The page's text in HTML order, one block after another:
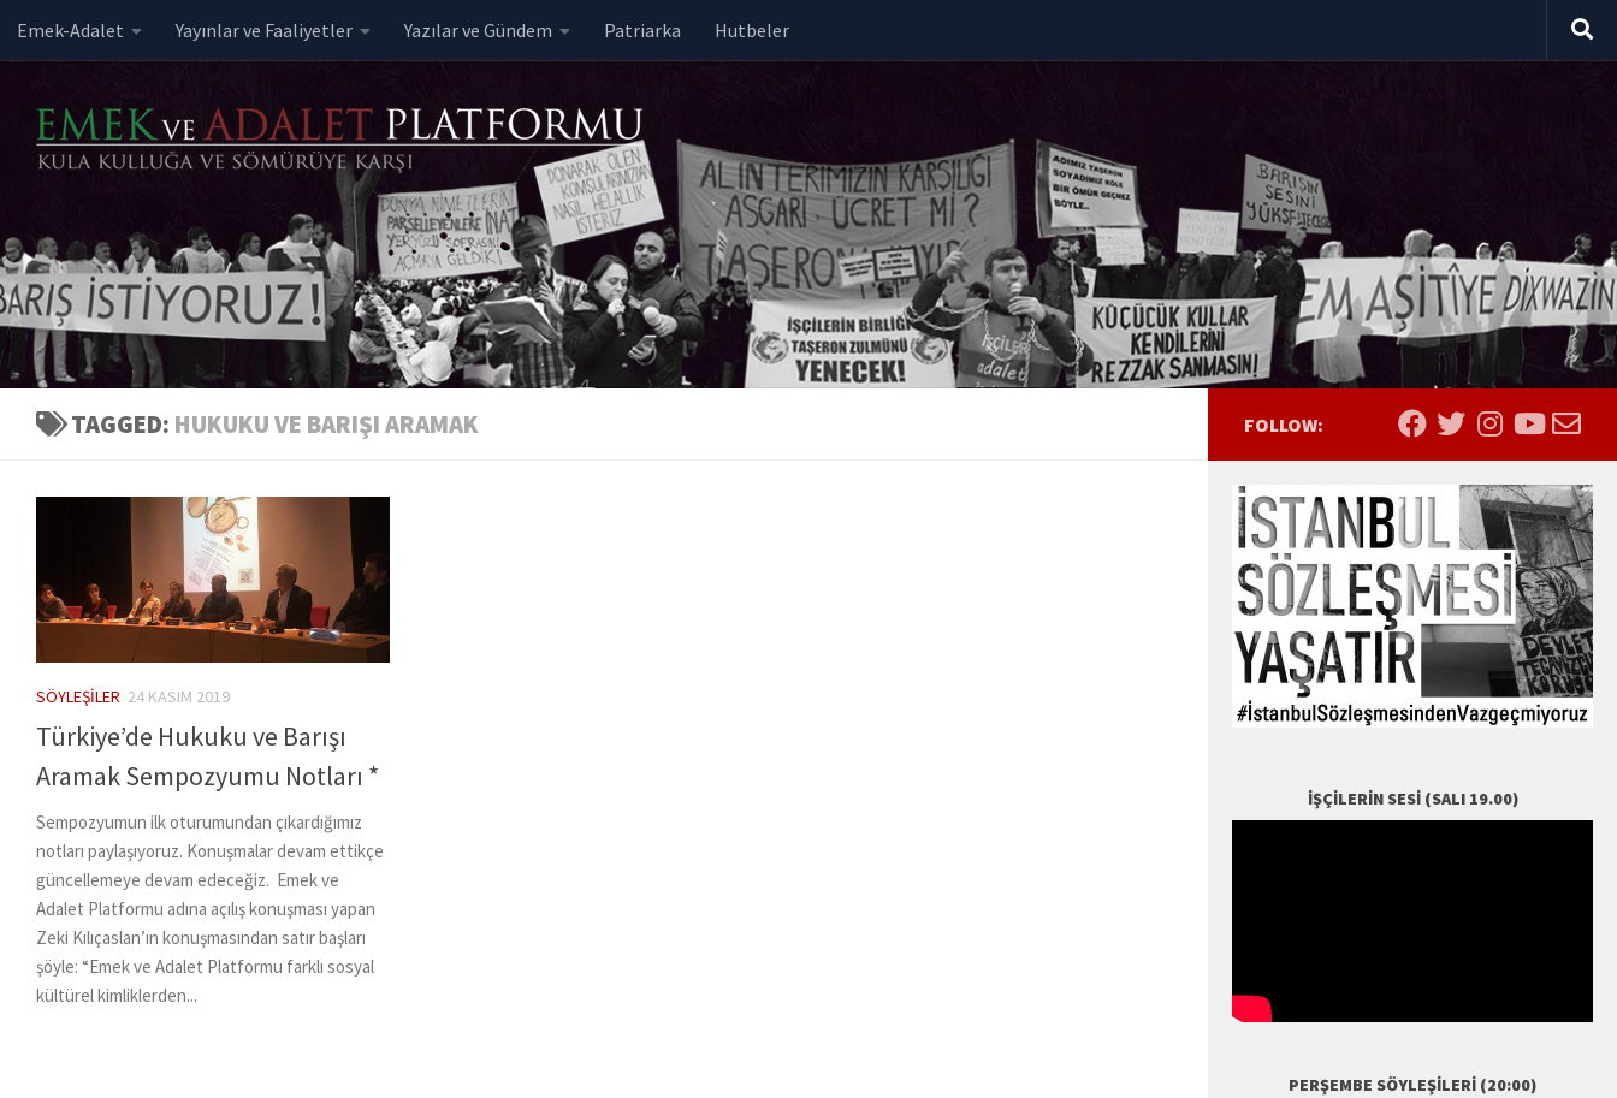
Skip to content
Emek-Adalet Yayınlar ve Faaliyetler Yazılar ve Gündem Patriarka Hutbeler
TAGGED: HUKUKU VE BARIŞI ARAMAK
SÖYLEŞILER 24 KASIM 2019
Türkiye’de Hukuku ve Barışı
Aramak Sempozyumu Notları *
Sempozyumun ilk oturumundan çıkardığımız
notları paylaşıyoruz. Konuşmalar devam ettikçe
güncellemeye devam edeceğiz. Emek ve
Adalet Platformu adına açılış konuşması yapan
Zeki Kılıçaslan’ın konuşmasından satır başları
şöyle: “Emek ve Adalet Platformu farklı sosyal
kültürel kimliklerden...
FOLLOW:
İŞÇILERIN SESI (SALI 19.00)
PERŞEMBE SÖYLEŞILERI (20:00)